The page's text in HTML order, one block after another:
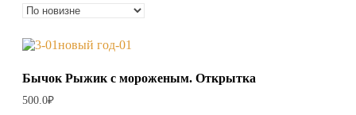
Бычок Рыжик с мороженым. Открытка
500.0₽